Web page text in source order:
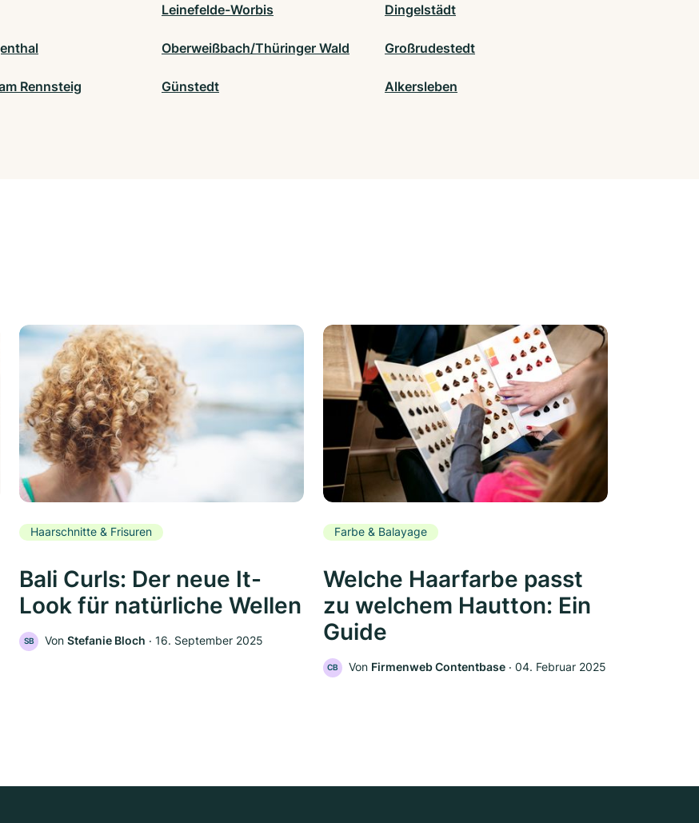
Leinefelde-Worbis Dingelstädt
Oberweißbach/Thüringer Wald Großrudestedt
Rennsteig Günstedt Alkersleben
Haarschnitte & Frisuren
Bali Curls: Der neue It-
Look für natürliche Wellen
SB Von Stefanie Bloch ‧ 16. September 2025
Farbe & Balayage
Welche Haarfarbe passt
zu welchem Hautton: Ein
Guide
CB Von Firmenweb Contentbase ‧ 04. Februar 2025